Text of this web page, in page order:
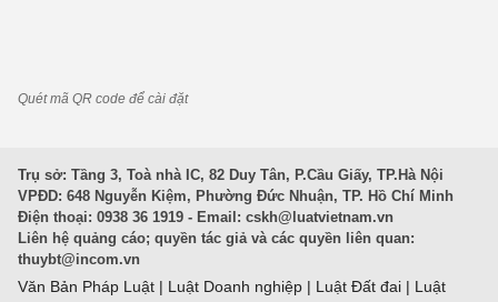
Quét mã QR code để cài đặt
Trụ sở: Tầng 3, Toà nhà IC, 82 Duy Tân, P.Cầu Giấy, TP.Hà Nội
VPĐD: 648 Nguyễn Kiệm, Phường Đức Nhuận, TP. Hồ Chí Minh
Điện thoại: 0938 36 1919 - Email: cskh@luatvietnam.vn
Liên hệ quảng cáo; quyền tác giả và các quyền liên quan:
thuybt@incom.vn
Văn Bản Pháp Luật | Luật Doanh nghiệp | Luật Đất đai | Luật